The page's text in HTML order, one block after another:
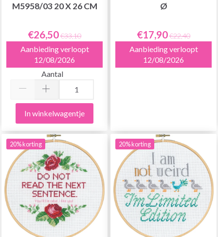
M5958/03 20 X 26 CM
€26,50€33,10
Aanbieding verloopt
12/08/2026
Aantal
In winkelwagentje
Ø
€17,90€22,40
Aanbieding verloopt
12/08/2026
20% korting 20% korting